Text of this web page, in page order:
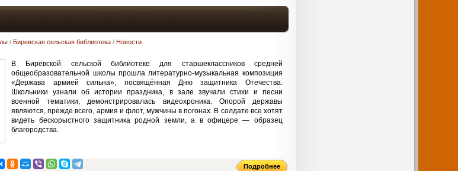
/ Биревская сельская библиотека / Новости
В Бирёвской сельской библиотеке для старшеклассников средней
общеобразовательной школы прошла литературно-музыкальная композиция
«Держава армией сильна», посвящённая Дню защитника Отечества.
Школьники узнали об истории праздника, в зале звучали стихи и песни
военной тематики, демонстрировалась видеохроника. Опорой державы
являются, прежде всего, армия и флот, мужчины в погонах. В солдате все хотят
видеть бескорыстного защитника родной земли, а в офицере — образец
благородства.
Подробнее